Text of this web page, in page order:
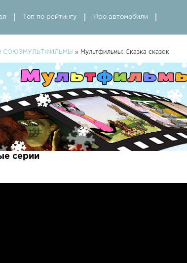
Топ по рейтингу Про автомобили
СОЮЗМУЛЬТФИЛЬМЫ » Мультфильмы: Сказка сказок
серии